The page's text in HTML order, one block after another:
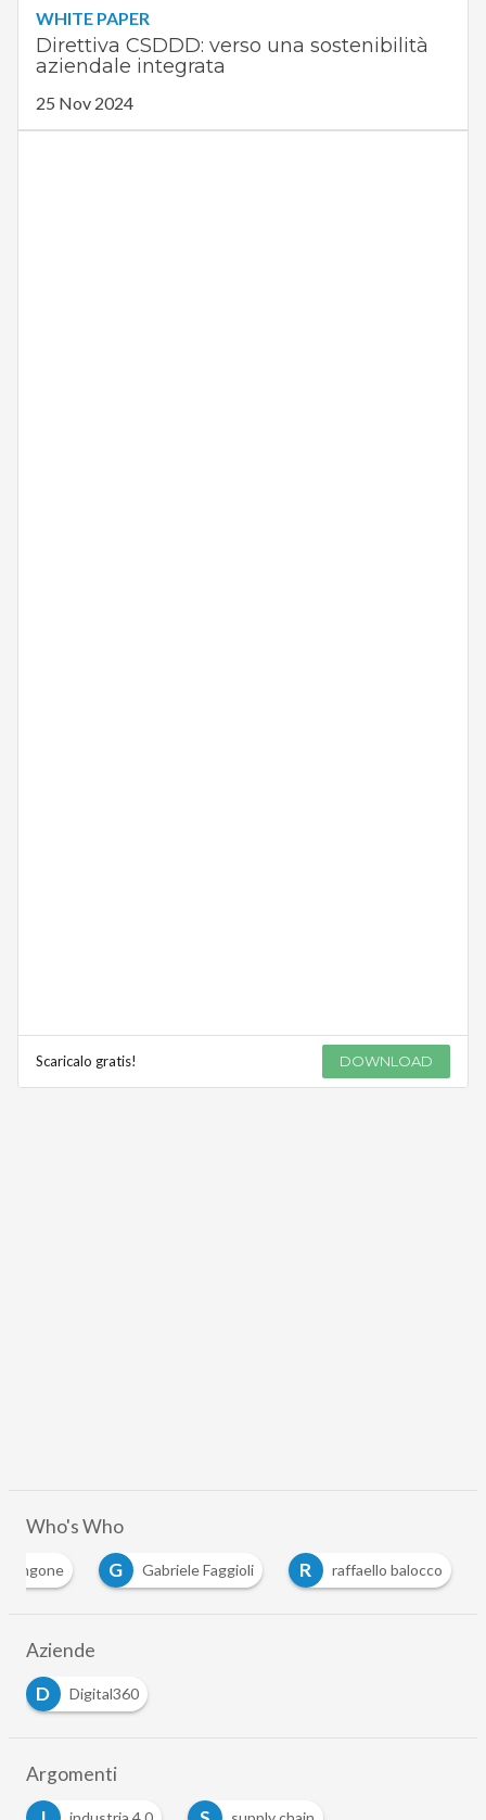
WHITE PAPER
Direttiva CSDDD: verso una sostenibilità
aziendale integrata
25 Nov 2024
Scaricalo gratis! DOWNLOAD
Who's Who
rangone G Gabriele Faggioli R raffaello balocco
Aziende
D
Digital360
Argomenti